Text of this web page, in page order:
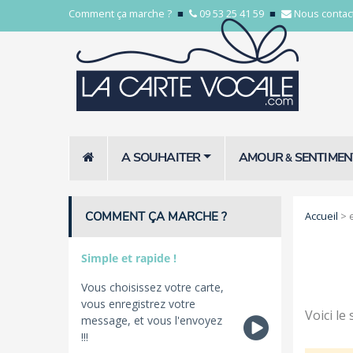
Comment ça marche ? ■ 09 53 25 41 59 ■ Nous
A SOUHAITER AMOUR&
COMMENT ÇA MARCHE ?
Simple et rapide !
Vous choisissez votre carte,
vous enregistrez votre
message, et vous l'envoyez
!!!
Accueil >
Voici le